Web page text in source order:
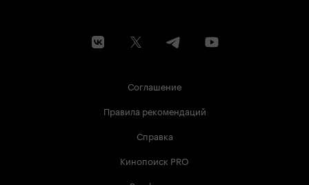
Соглашение
Правила рекомендаций
Справка
Кинопоиск PRO